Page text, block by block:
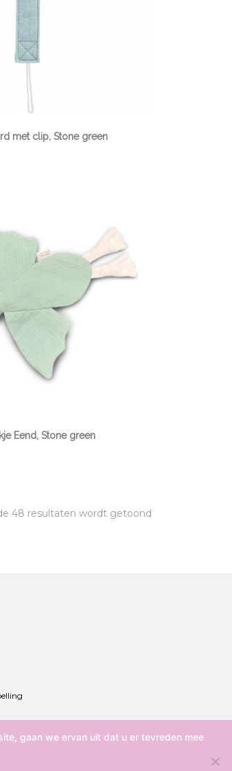
met clip, Stone green
Eend, Stone green
48 resultaten wordt getoond
gaan we ervan uit dat u er tevreden mee